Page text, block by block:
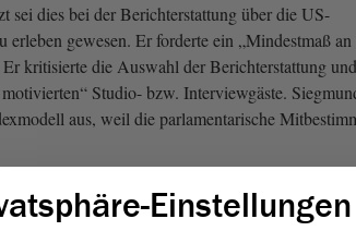
sei dies bei der Berichterstattung über die US-
erleben gewesen. Er forderte ein „Mindestmaß
kritisierte die Auswahl der Berichterstattung
Studio- bzw. Interviewgäste.
aus, weil die parlamentarische
gesicherte Finanzierung
Einstellungen